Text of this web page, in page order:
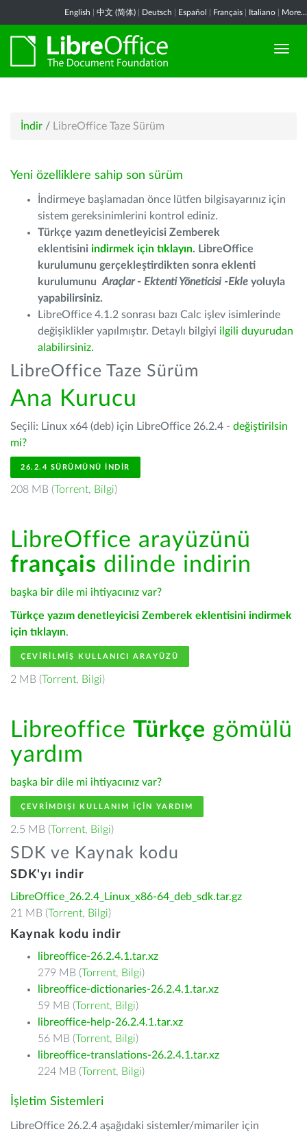
English 中文 (简体) Deutsch Español Français Italiano More...
İndir / LibreOffice Taze Sürüm
Yeni özelliklere sahip son sürüm
İndirmeye başlamadan önce lütfen bilgisayarınız için
sistem gereksinimlerini kontrol ediniz.
Türkçe yazım denetleyicisi Zemberek
eklentisini indirmek için tıklayın. LibreOffice
kurulumunu gerçekleştirdikten sonra eklenti
kurulumunu Araçlar - Ektenti Yöneticisi -Ekle yoluyla
yapabilirsiniz.
LibreOffice 4.1.2 sonrası bazı Calc işlev isimlerinde
değişiklikler yapılmıştır. Detaylı bilgiyi ilgili duyurudan
alabilirsiniz.
LibreOffice Taze Sürüm
Ana Kurucu
Seçili: Linux x64 (deb) için LibreOffice 26.2.4 - değiştirilsin
mi?
26.2.4 SÜRÜMÜNÜ İNDIR
208 MB (Torrent, Bilgi)
LibreOffice arayüzünü
français dilinde indirin
başka bir dile mi ihtiyacınız var?
Türkçe yazım denetleyicisi Zemberek eklentisini indirmek
için tıklayın.
ÇEVIRILMIŞ KULLANICI ARAYÜZÜ
2 MB (Torrent, Bilgi)
Libreoffice Türkçe gömülü
yardım
başka bir dile mi ihtiyacınız var?
ÇEVRIMDIŞI KULLANIM IÇIN YARDIM
2.5 MB (Torrent, Bilgi)
SDK ve Kaynak kodu
SDK'yı indir
LibreOffice_26.2.4_Linux_x86-64_deb_sdk.tar.gz
21 MB (Torrent, Bilgi)
Kaynak kodu indir
libreoffice-26.2.4.1.tar.xz
279 MB (Torrent, Bilgi)
libreoffice-dictionaries-26.2.4.1.tar.xz
59 MB (Torrent, Bilgi)
libreoffice-help-26.2.4.1.tar.xz
56 MB (Torrent, Bilgi)
libreoffice-translations-26.2.4.1.tar.xz
224 MB (Torrent, Bilgi)
İşletim Sistemleri
LibreOffice 26.2.4 aşağıdaki sistemler/mimariler için